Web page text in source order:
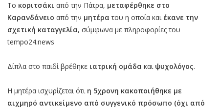
Το κοριτσάκι από την Πάτρα, μεταφέρθηκε στο
Καρανδάνειο από την μητέρα του η οποία και έκανε την
σχετική καταγγελία, σύμφωνα με πληροφορίες του
tempo24.news
Δίπλα στο παιδί βρέθηκε ιατρική ομάδα και ψυχολόγος.
Η μητέρα ισχυρίζεται ότι η 5χρονη κακοποιήθηκε με
αιχμηρό αντικείμενο από συγγενικό πρόσωπο (όχι από